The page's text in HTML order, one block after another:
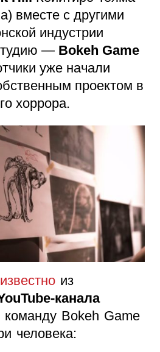
вместе с другими
индустрии
— Bokeh Game
уже начали
проектом в
хоррора.
известно из
канала
команду Bokeh Game
человека: